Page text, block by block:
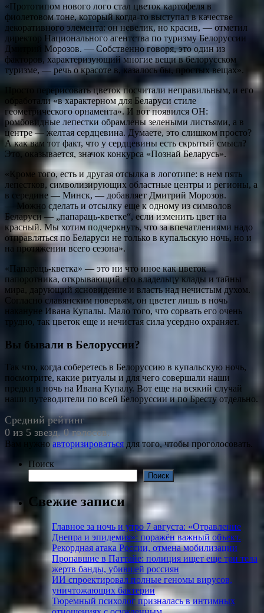
«Прототипом нового лого стал цветок картофеля в
фиолетовом тоне, который когда-то выступал в качестве
декоративного элемента: он невелик, но красив, — отметил
директор Национального агентства по туризму Белоруссии
Дмитрий Морозов. — Собственно говоря, это один из
факторов, характеризующий многие вещи в белорусском
туризме, — речь о красоте в, казалось бы, простых вещах».
Просто перерисовать цветок посчитали неправильным, и его
обработали «в характерном для Беларуси стиле
геометрического орнамента». И вот появился ОН:
ромбовидные лепестки обрамлены зелеными листьями, а в
центре — желтая сердцевина. Думаете, это слишком просто?
А как вам тот факт, что у сердцевины есть скрытый смысл?
Это, оказывается, значок конкурса «Познай Беларусь».
«Кроме того, есть и другая отсылка в логотипе: в нем пять
лепестков, символизирующих областные центры и регионы, а
в середине — Минск, — добавляет Дмитрий Морозов.
— Можно сделать и отсылку еще к одному из символов
Беларуси — „папараць-кветке“, если изменить цвет на
красный. Мы хотим подчеркнуть, что за впечатлениями надо
отправляться по Беларуси не только в купальскую ночь, но и
на протяжении всего сезона».
«Папараць-кветка» — это ни что иное как цветок
папоротника, открывающий его владельцу клады и тайны
мира, дарующий ясновидение и власть над нечистым духом.
Согласно славянским поверьям, он цветет лишь в ночь
накануне Ивана Купалы. Мало того, что сорвать его очень
трудно, так цветок еще и нечистая сила усердно охраняет.
Вы бывали в Белоруссии?
Так что, когда соберетесь в Белоруссию в купальскую ночь,
посмотрите, какие ритуалы и для чего совершали наши
предки в ночь на Ивана Купалу. Вот еще на всякий случай
наши путеводители по всей Белоруссии и по Бресту отдельно.
Средний рейтинг
0 из 5 звезд. 0 голосов.
Вам нужно авторизироваться для того, чтобы проголосовать.
Поиск
Поиск
Свежие записи
Главное за ночь и утро 7 августа: «Отравление
Днепра и эпидемия»: поражён важный объект.
Рекордная атака России, отмена мобилизации
Пропавшие в Паттайе: полиция ищет еще три тела
жертв банды, убившей россиян
ИИ спроектировал полные геномы вирусов,
уничтожающих бактерии
Тюремный психолог призналась в интимных